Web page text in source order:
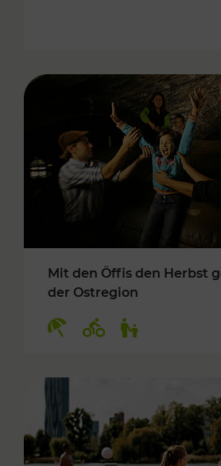
Mit den Öffis den Herbst
der Ostregion